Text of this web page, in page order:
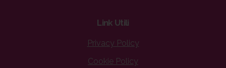
Link Utili
Privacy Policy
Cookie Policy